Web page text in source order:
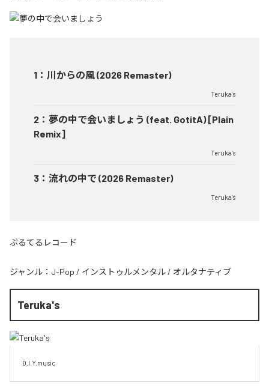
1 ： 川からの風 (2026 Remaster)
Teruka's
2 ： 夢の中で会いましょう (feat. GotitA) [Plain
Remix]
Teruka's
3 ： 流れの中で (2026 Remaster)
Teruka's
ぷるてるレコード
ジャンル： J-Pop / インストゥルメンタル / オルタナティブ
Teruka's
D.I.Y.music